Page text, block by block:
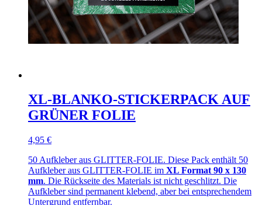
XL-BLANKO-STICKERPACK AUF
GRÜNER FOLIE
4,95 €
50 Aufkleber aus GLITTER-FOLIE. Diese Pack enthält 50
Aufkleber aus GLITTER-FOLIE im XL Format 90 x 130
mm. Die Rückseite des Materials ist nicht geschlitzt. Die
Aufkleber sind permanent klebend, aber bei entsprechendem
Untergrund entfernbar.